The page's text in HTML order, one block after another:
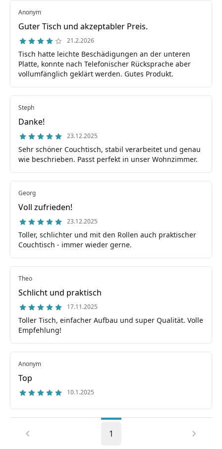
Anonym
Guter Tisch und akzeptabler Preis.
21.2.2026
Tisch hatte leichte Beschädigungen an der unteren
Platte, konnte nach Telefonischer Rücksprache aber
vollumfänglich geklärt werden. Gutes Produkt.
Steph
Danke!
23.12.2025
Sehr schöner Couchtisch, stabil verarbeitet und genau
wie beschrieben. Passt perfekt in unser Wohnzimmer.
Georg
Voll zufrieden!
23.12.2025
Toller, schlichter und mit den Rollen auch praktischer
Couchtisch - immer wieder gerne.
Theo
Schlicht und praktisch
17.11.2025
Toller Tisch, einfacher Aufbau und super Qualität. Volle
Empfehlung!
Anonym
Top
10.1.2025
1